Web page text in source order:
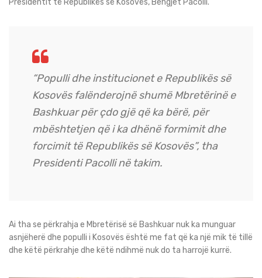
Presidentit të Republikës së Kosovës, Behgjet Pacolli.
“Populli dhe institucionet e Republikës së
Kosovës falënderojnë shumë Mbretërinë e
Bashkuar për çdo gjë që ka bërë, për
mbështetjen që i ka dhënë formimit dhe
forcimit të Republikës së Kosovës”, tha
Presidenti Pacolli në takim.
Ai tha se përkrahja e Mbretërisë së Bashkuar nuk ka munguar
asnjëherë dhe populli i Kosovës është me fat që ka një mik të tillë
dhe këtë përkrahje dhe këtë ndihmë nuk do ta harrojë kurrë.